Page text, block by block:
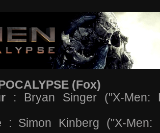
(Fox)
: Bryan Singer ("X-Men:
: Simon Kinberg ("X-